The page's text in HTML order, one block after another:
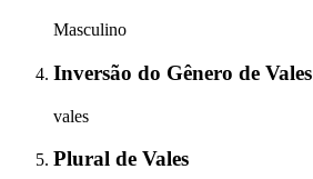
Masculino
Inversão do Gênero de Vales
vales
Plural de Vales